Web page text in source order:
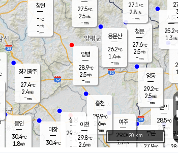
문막
28.5℃
2.9m/s
mm
부론
27.9℃
청운
27.6℃
2.5m/s
-mm
27.1℃
2.8m/s
-mm
용인
30.4℃
1.8m/s
여주
29.0℃
1.7m/s
양동
29.2℃
2.5m/s
-mm
경기광주
27.4℃
2.4m/s
-mm
27.5℃
2.5m/s
-mm
창현
-℃
-m/s
-mm
흥천
29.9℃
2.6m/s
-mm
마장
30.4℃
설봉
29.6
-m/s
- mm
시동
25.2
1.3m/s
- mm
용문산
26.2℃
1.4m/s
-mm
이천
29.8℃
2.6m/s
양평
28.9℃
2.5m/s
-mm
20 km